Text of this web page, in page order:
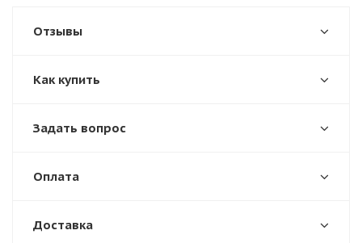
Отзывы
Как купить
Задать вопрос
Оплата
Доставка